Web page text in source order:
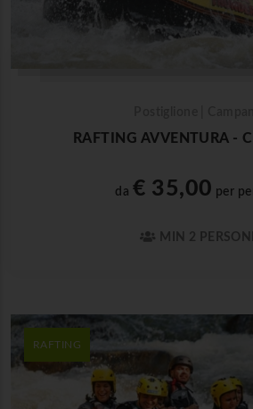
RAFTING AVVENTURA -
da € 35,00 per
MIN 2
RAFTING